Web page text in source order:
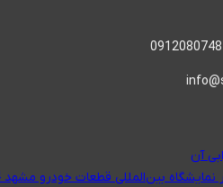
بین‌المللی قطعات خودرو مشهد 1404